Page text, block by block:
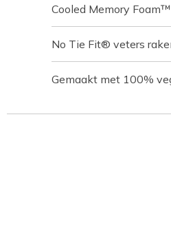
Cooled Memory
No Tie Fit® veters
Gemaakt met 100%